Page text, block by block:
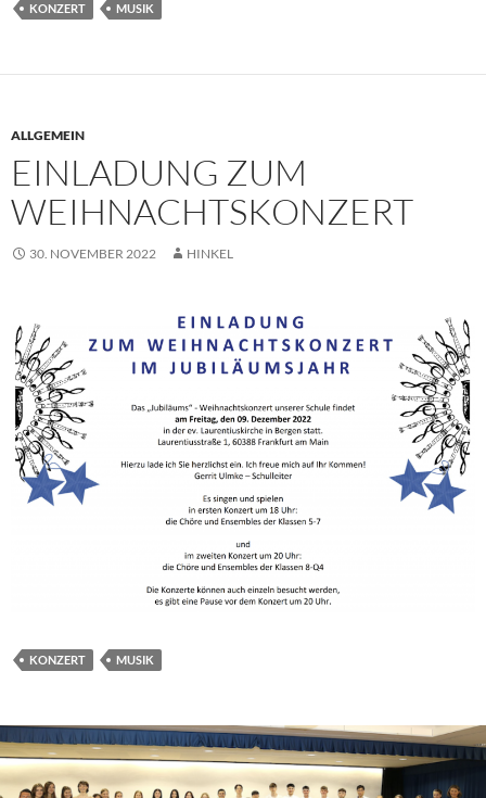
KONZERT MUSIK
ALLGEMEIN
EINLADUNG ZUM
WEIHNACHTSKONZERT
30. NOVEMBER 2022 HINKEL
KONZERT MUSIK